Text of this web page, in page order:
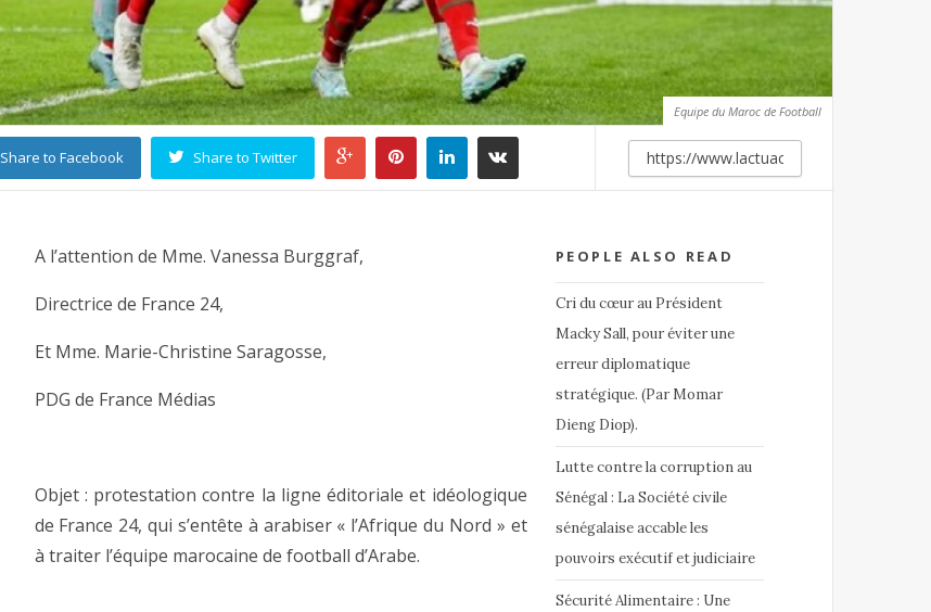
Equipe du Maroc de Football
Share to Facebook Share to Twitter
PEOPLE ALSO READ
Cri du cœur au Président
Macky Sall, pour éviter une
erreur diplomatique
stratégique. (Par Momar
Dieng Diop).
Lutte contre la corruption au
Sénégal : La Société civile
sénégalaise accable les
pouvoirs exécutif et judiciaire
Sécurité Alimentaire : Une
A l’attention de Mme. Vanessa Burggraf,
Directrice de France 24,
Et Mme. Marie-Christine Saragosse,
PDG de France Médias
Objet : protestation contre la ligne éditoriale et idéologique
de France 24, qui s’entête à arabiser « l’Afrique du Nord » et
à traiter l’équipe marocaine de football d’Arabe.